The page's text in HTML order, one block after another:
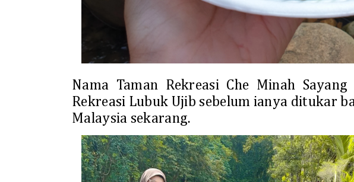
Nama Taman Rekreasi Che Minah
Rekreasi Lubuk Ujib sebelum ianya ditukar
Malaysia sekarang.